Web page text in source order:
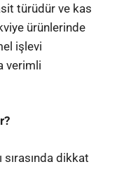
türüdür ve kas
ürünlerinde
işlevi
verimli
dikkat